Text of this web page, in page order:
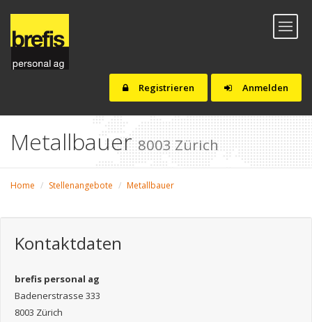
Anmelden
Registrieren
Toggle
Metallbauer8003 Zürich
Home Stellenangebote Metallbauer
Kontaktdaten
brefis personal ag
Badenerstrasse 333
8003 Zürich